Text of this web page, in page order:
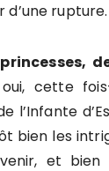
d’une rupture.
princesses,
cette
l’Infante
bien les
et bien